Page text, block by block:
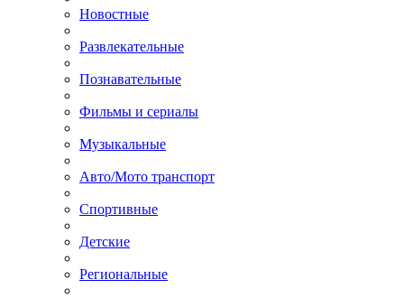
Новостные
Развлекательные
Познавательные
Фильмы и сериалы
Музыкальные
Авто/Мото транспорт
Спортивные
Детские
Региональные